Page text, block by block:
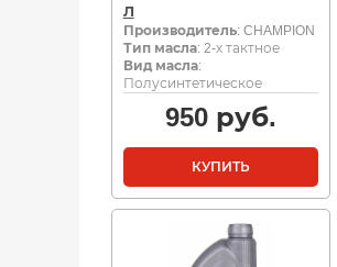
л
Производитель: CHAMPION
Тип масла: 2-х тактное
Вид масла:
Полусинтетическое
950руб.
КУПИТЬ